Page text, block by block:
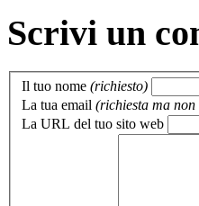
Scrivi un
Il tuo nome (richiesto)
La tua email (richiesta ma non
La URL del tuo sito web